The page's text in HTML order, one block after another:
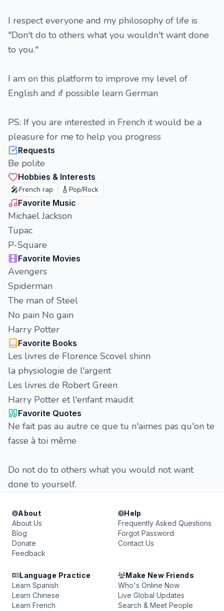
I respect everyone and my philosophy of life is
"Don't do to others what you wouldn't want done
to you."
I am on this platform to improve my level of
English and if possible learn German
PS: If you are interested in French it would be a
pleasure for me to help you progress
Requests
Be polite
Hobbies & Interests
🎤French rap 🎸 Pop/Rock
Favorite Music
Michael Jackson
Tupac
P-Square
Favorite Movies
Avengers
Spiderman
The man of Steel
No pain No gain
Harry Potter
Favorite Books
Les livres de Florence Scovel shinn
la physiologie de l'argent
Les livres de Robert Green
Harry Potter et l'enfant maudit
Favorite Quotes
Ne fait pas au autre ce que tu n'aimes pas qu'on te
fasse à toi même
Do not do to others what you would not want
done to yourself.
About
About Us
Blog
Donate
Feedback
Help
Frequently Asked Questions
Forgot Password
Contact Us
Language Practice
Learn Spanish
Learn Chinese
Learn French
Make New Friends
Who's Online Now
Live Global Updates
Search & Meet People